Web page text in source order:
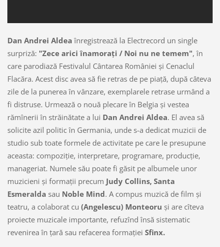
Dan Andrei Aldea înregistrează la Electrecord un single
surpriză: "Zece arici înamoraţi / Noi nu ne temem", în
care parodiază Festivalul Cântarea României şi Cenaclul
Flacăra. Acest disc avea să fie retras de pe piaţă, după câteva
zile de la punerea în vânzare, exemplarele retrase urmând a
fi distruse. Urmează o nouă plecare în Belgia şi vestea
rămînerii în străinătate a lui Dan Andrei Aldea. El avea să
solicite azil politic în Germania, unde s-a dedicat muzicii de
studio sub toate formele de activitate pe care le presupune
aceasta: compoziţie, interpretare, programare, producţie,
manageriat. Numele său poate fi găsit pe albumele unor
muzicieni şi formaţii precum Judy Collins, Santa
Esmeralda sau Noble Mind. A compus muzică de film şi
teatru, a colaborat cu (Angelescu) Monteoru şi are cîteva
proiecte muzicale importante, refuzînd însă sistematic
revenirea în ţară sau refacerea formaţiei Sfinx.